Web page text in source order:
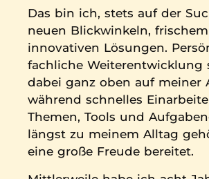
Das bin ich, stets auf der
neuen Blickwinkeln,
innovativen Lösungen.
fachliche Weiterentwicklung
dabei ganz oben auf meiner
während schnelles
Themen, Tools und
längst zu meinem Alltag
eine große Freude bereitet.